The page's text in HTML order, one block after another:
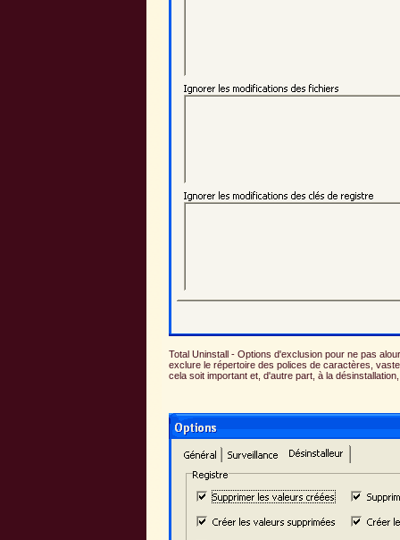
Total Uninstall - Options d'exclusion pour ne pas
exclure le répertoire des polices de caractères,
cela soit important et, d'autre part, à la